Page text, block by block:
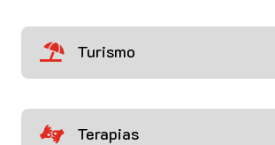
 Turismo
 Terapias